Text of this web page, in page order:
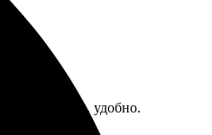
сайте легко, удобно.